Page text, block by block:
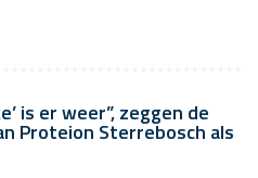
is er weer”, zeggen de
Proteion Sterrebosch als